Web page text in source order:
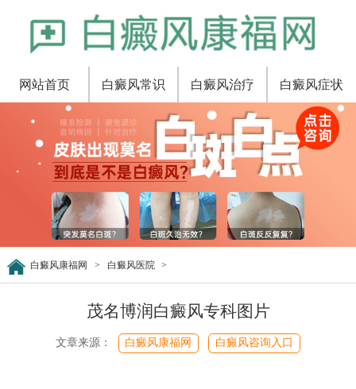
网站首页 白癜风常识 白癜风治疗 白癜风症状
白癜风康福网 > 白癜风医院 >
茂名博润白癜风专科图片
文章来源： 白癜风康福网 白癜风咨询入口